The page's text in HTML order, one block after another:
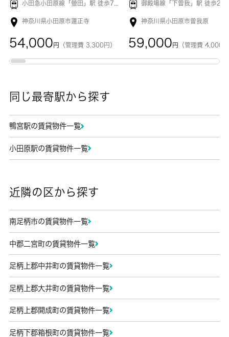
小田急小田原線「 螢田 」駅 徒歩7分
神奈川県小田原市蓮正寺
54,000 円 （管理費 3,300円）
御殿場線「下曽我 」駅 徒歩2分
神奈川県小田原市曽我原
59,000 円 （管理費 4,000
同じ最寄駅から探す
鴨宮駅の賃貸物件一覧
小田原駅の賃貸物件一覧
近隣の区から探す
南足柄市の賃貸物件一覧
中郡二宮町の賃貸物件一覧
足柄上郡中井町の賃貸物件一覧
足柄上郡大井町の賃貸物件一覧
足柄上郡開成町の賃貸物件一覧
足柄下郡箱根町の賃貸物件一覧